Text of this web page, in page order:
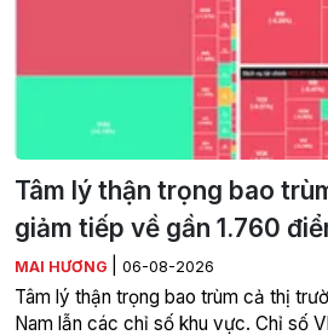
Tâm lý thận trọng bao
giảm tiếp về gần 1.760
MAI HƯƠNG 06-08-2026
Tâm lý thận trọng bao trùm cả thị
Nam lẫn các chỉ số khu vực. Chỉ số